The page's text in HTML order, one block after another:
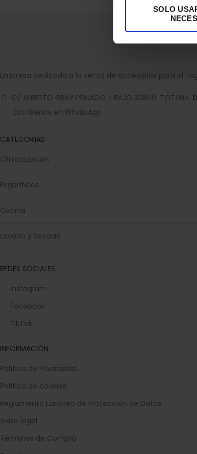
SOLO
Empresa dedicada a la venta de accesorios para el
C/ ALBERTO GRAY PEINADO 11 BAJO 30850, TOTANA.
Escríbenos en WhatsApp
CATEGORÍAS
Climatización
Frigoríficos
Cocina
Lavado y Secado
REDES SOCIALES
Instagram
Facebook
TikTok
INFORMACIÓN
Política de Privacidad
Política de cookies
Reglamento Europeo de Protección de Datos
Aviso legal
Términos de Compra